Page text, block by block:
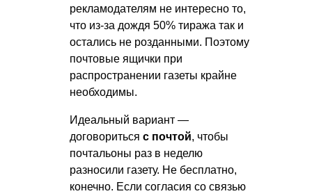
рекламодателям не интересно то,
что из-за дождя 50% тиража так и
остались не розданными. Поэтому
почтовые ящички при
распространении газеты крайне
необходимы.
Идеальный вариант —
договориться с почтой, чтобы
почтальоны раз в неделю
разносили газету. Не бесплатно,
конечно. Если согласия со связью